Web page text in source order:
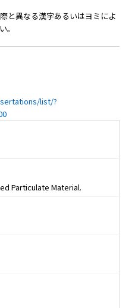
と異なる漢字あるいはヨミによ
。
list/?
Particulate Material.